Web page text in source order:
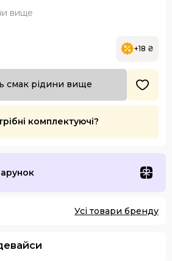
вище
+18 ₴
смак рідини вище
комплектуючі?
Усі товари бренду